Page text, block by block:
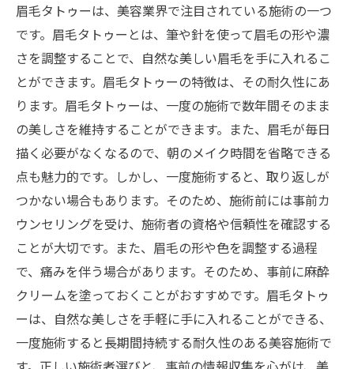
眉毛タトゥーは、美容業界で注目されている施術の一つ
です。眉毛タトゥーとは、筆や針を使って眉毛の形や濃
さを調整することで、自然な美しい眉毛を手に入れるこ
とができます。眉毛タトゥーの特徴は、その耐久性にあ
ります。眉毛タトゥーは、一度の施術で数年間そのまま
の美しさを維持することができます。また、眉毛が毎日
描く必要がなくなるので、朝のメイク時間を省略できる
点も魅力的です。しかし、一度施術すると、取り返しが
つかない場合もあります。そのため、施術前には事前カ
ウンセリングを受け、施術者の資格や信頼性を確認する
ことが大切です。また、眉毛の形や色を調整する過程
で、痛みを伴う場合があります。そのため、事前に麻酔
クリームを塗っておくことがおすすめです。眉毛タトゥ
ーは、自然な美しさを手軽に手に入れることができる、
一度施術すると長期間持続する耐久性のある美容施術で